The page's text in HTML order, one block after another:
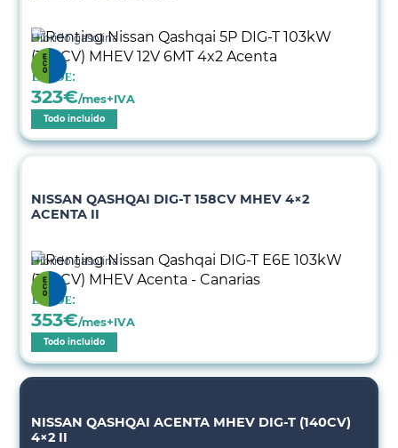
Híbrido gasolina
Desde:
323€/mes+IVA
Todo incluido
NISSAN QASHQAI DIG-T 158CV MHEV 4×2
ACENTA II
Híbrido gasolina
Desde:
353€/mes+IVA
Todo incluido
NISSAN QASHQAI ACENTA MHEV DIG-T (140CV)
4×2 II